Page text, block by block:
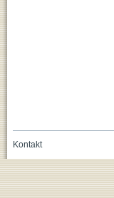
Kontakt